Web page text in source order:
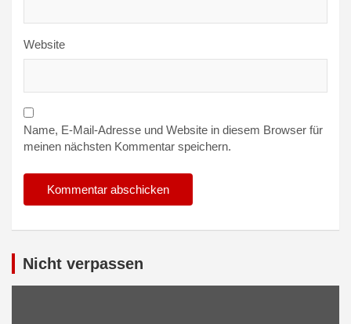
Website
Name, E-Mail-Adresse und Website in diesem Browser für
meinen nächsten Kommentar speichern.
Nicht verpassen